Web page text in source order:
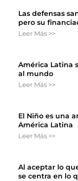
Las defensas
pero su
Leer Más >>
América Latina
al mundo
Leer Más >>
El Niño es una
América Latina
Leer Más >>
Al aceptar lo
se centra en lo